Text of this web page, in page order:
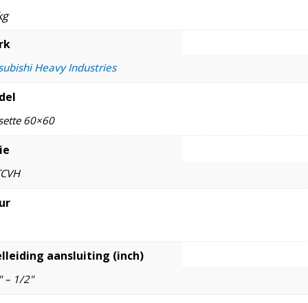
Heavy Industries
60×60
aansluiting (inch)
– 1/2"